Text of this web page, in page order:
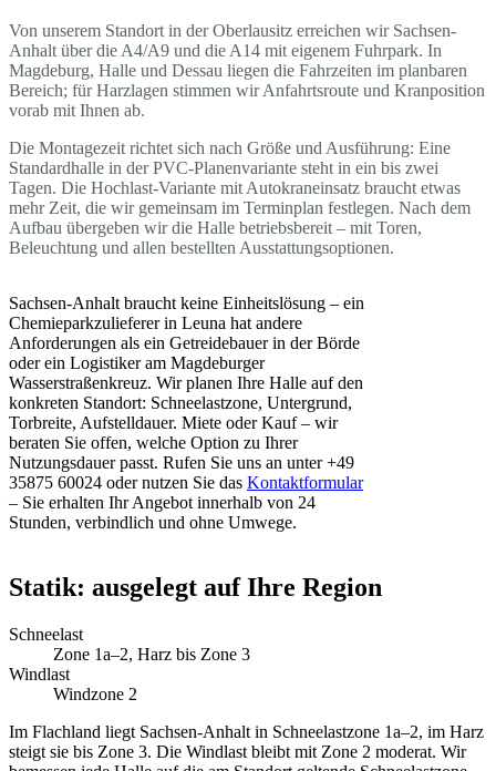
Von unserem Standort in der Oberlausitz erreichen wir Sachsen-
Anhalt über die A4/A9 und die A14 mit eigenem Fuhrpark. In
Magdeburg, Halle und Dessau liegen die Fahrzeiten im planbaren
Bereich; für Harzlagen stimmen wir Anfahrtsroute und Kranposition
vorab mit Ihnen ab.
Die Montagezeit richtet sich nach Größe und Ausführung: Eine
Standardhalle in der PVC-Planenvariante steht in ein bis zwei
Tagen. Die Hochlast-Variante mit Autokraneinsatz braucht etwas
mehr Zeit, die wir gemeinsam im Terminplan festlegen. Nach dem
Aufbau übergeben wir die Halle betriebsbereit – mit Toren,
Beleuchtung und allen bestellten Ausstattungsoptionen.
Sachsen-Anhalt braucht keine Einheitslösung – ein
Chemieparkzulieferer in Leuna hat andere
Anforderungen als ein Getreidebauer in der Börde
oder ein Logistiker am Magdeburger
Wasserstraßenkreuz. Wir planen Ihre Halle auf den
konkreten Standort: Schneelastzone, Untergrund,
Torbreite, Aufstelldauer. Miete oder Kauf – wir
beraten Sie offen, welche Option zu Ihrer
Nutzungsdauer passt. Rufen Sie uns an unter +49
35875 60024 oder nutzen Sie das Kontaktformular
– Sie erhalten Ihr Angebot innerhalb von 24
Stunden, verbindlich und ohne Umwege.
Statik: ausgelegt auf Ihre Region
Schneelast
Zone 1a–2, Harz bis Zone 3
Windlast
Windzone 2
Im Flachland liegt Sachsen-Anhalt in Schneelastzone 1a–2, im Harz
steigt sie bis Zone 3. Die Windlast bleibt mit Zone 2 moderat. Wir